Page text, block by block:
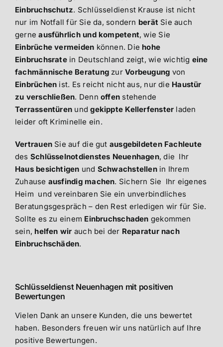
Einbruchschutz. Schlüsseldienst Krause ist nicht
nur im Notfall für Sie da, sondern berät Sie auch
gerneausführlich und kompetent, wie Sie
Einbrüche vermeiden können. Die hohe
Einbruchsratein Deutschland zeigt, wie wichtig eine
fachmännische BeratungzurVorbeugung von
Einbrüchen ist. Es reicht nicht aus, nur die Haustür
zu verschließen. Denn offen stehende
Terrassentüren undgekippte Kellerfenster laden
leider oft Kriminelle ein.
Vertrauen Sie auf die gut ausgebildeten Fachleute
des Schlüsselnotdienstes Neuenhagen, die Ihr
Haus besichtigen und Schwachstellenin Ihrem
Zuhause ausfindig machen. Sichern Sie Ihr eigenes
Heim und vereinbaren Sie ein unverbindliches
Beratungsgespräch – den Rest erledigen wir für Sie.
Sollte es zu einem Einbruchschaden gekommen
sein, helfen wir auch bei der Reparatur nach
Einbruchschäden.
Schlüsseldienst Neuenhagen mit positiven
Bewertungen
Vielen Dank an unsere Kunden, die uns bewertet
haben. Besonders freuen wir uns natürlich auf Ihre
positive Bewertungen.